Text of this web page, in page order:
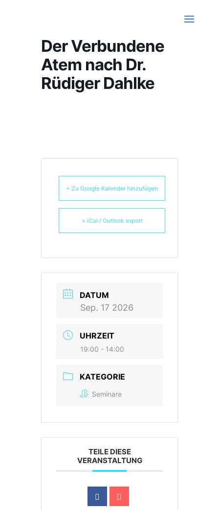
Der Verbundene
Atem nach Dr.
Rüdiger Dahlke
+ Zu Google Kalender hinzufügen
+ iCal / Outlook export
DATUM
Sep. 17 2026
UHRZEIT
19:00 - 14:00
KATEGORIE
Seminare
TEILE DIESE
VERANSTALTUNG